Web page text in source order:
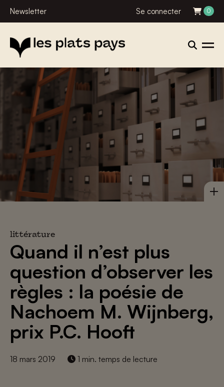
Newsletter Se connecter 0
littérature
Quand il n’est plus
question d’observer les
règles : la poésie de
Nachoem M. Wijnberg,
prix P.C. Hooft
18 mars 2019 1 min. temps de lecture